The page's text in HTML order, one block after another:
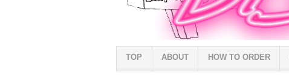
TOP ABOUT HOW TO ORDER